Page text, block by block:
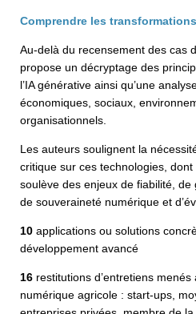
Comprendre les
Au-delà du recensement des cas
propose un décryptage des
l’IA générative ainsi qu’une
économiques, sociaux,
organisationnels.
Les auteurs soulignent la
critique sur ces technologies,
soulève des enjeux de fiabilité, de
de souveraineté numérique et
10 applications ou solutions
développement avancé
16 restitutions d’entretiens menés
numérique agricole : start-ups,